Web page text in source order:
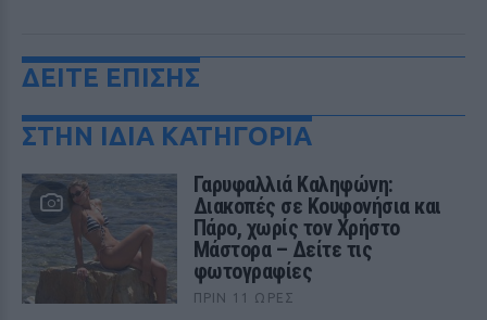
ΔΕΙΤΕ ΕΠΙΣΗΣ
ΣΤΗΝ ΙΔΙΑ ΚΑΤΗΓΟΡΙΑ
Γαρυφαλλιά Καληφώνη:
Διακοπές σε Κουφονήσια και
Πάρο, χωρίς τον Χρήστο
Μάστορα – Δείτε τις
φωτογραφίες
ΠΡΙΝ 11 ΏΡΕΣ